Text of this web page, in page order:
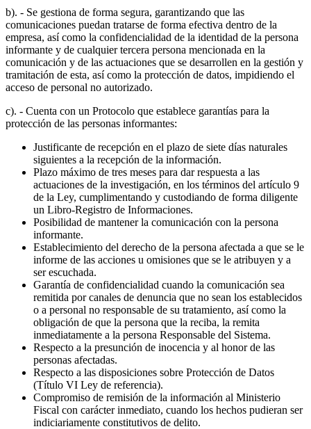
b). - Se gestiona de forma segura, garantizando que las
comunicaciones puedan tratarse de forma efectiva dentro de la
empresa, así como la confidencialidad de la identidad de la persona
informante y de cualquier tercera persona mencionada en la
comunicación y de las actuaciones que se desarrollen en la gestión y
tramitación de esta, así como la protección de datos, impidiendo el
acceso de personal no autorizado.
c). - Cuenta con un Protocolo que establece garantías para la
protección de las personas informantes:
Justificante de recepción en el plazo de siete días naturales
siguientes a la recepción de la información.
Plazo máximo de tres meses para dar respuesta a las
actuaciones de la investigación, en los términos del artículo 9
de la Ley, cumplimentando y custodiando de forma diligente
un Libro-Registro de Informaciones.
Posibilidad de mantener la comunicación con la persona
informante.
Establecimiento del derecho de la persona afectada a que se le
informe de las acciones u omisiones que se le atribuyen y a
ser escuchada.
Garantía de confidencialidad cuando la comunicación sea
remitida por canales de denuncia que no sean los establecidos
o a personal no responsable de su tratamiento, así como la
obligación de que la persona que la reciba, la remita
inmediatamente a la persona Responsable del Sistema.
Respecto a la presunción de inocencia y al honor de las
personas afectadas.
Respecto a las disposiciones sobre Protección de Datos
(Título VI Ley de referencia).
Compromiso de remisión de la información al Ministerio
Fiscal con carácter inmediato, cuando los hechos pudieran ser
indiciariamente constitutivos de delito.